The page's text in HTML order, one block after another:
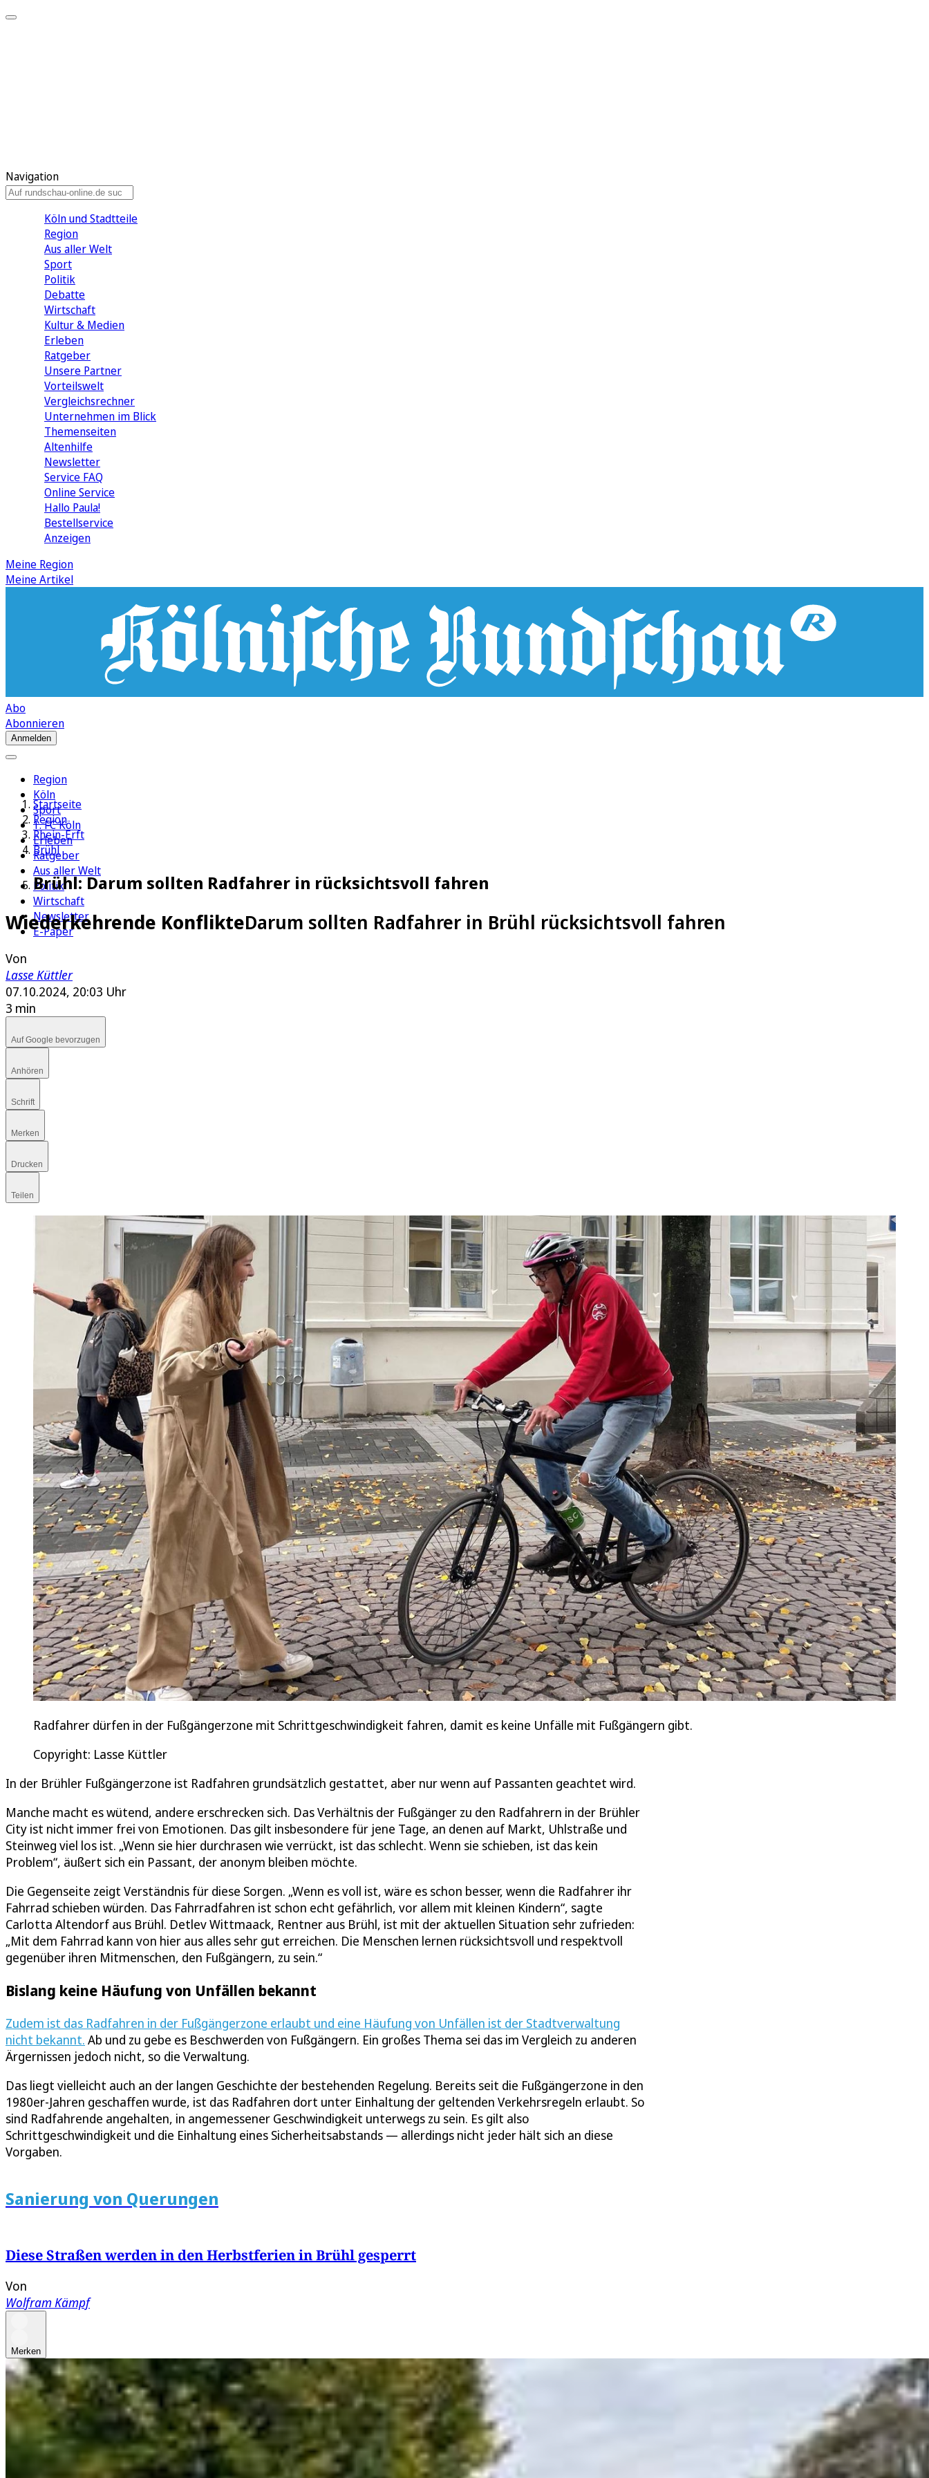
Navigation
Köln und Stadtteile
Region
Aus aller Welt
Sport
Politik
Debatte
Wirtschaft
Kultur & Medien
Erleben
Ratgeber
Unsere Partner
Vorteilswelt
Vergleichsrechner
Unternehmen im Blick
Themenseiten
Altenhilfe
Newsletter
Service FAQ
Online Service
Hallo Paula!
Bestellservice
Anzeigen
Meine Region
Meine Artikel
Abo
Abonnieren
Anmelden
Region
Köln
Sport
1. FC Köln
Erleben
Ratgeber
Aus aller Welt
Politik
Wirtschaft
Newsletter
E-Paper
Startseite
Region
Rhein-Erft
Brühl
Brühl: Darum sollten Radfahrer in rücksichtsvoll fahren
Wiederkehrende KonflikteDarum sollten Radfahrer in Brühl rücksichtsvoll fahren
Von
Lasse Küttler
07.10.2024, 20:03 Uhr
3 min
Auf Google bevorzugen
Anhören
Schrift
Merken
Drucken
Teilen
Radfahrer dürfen in der Fußgängerzone mit Schrittgeschwindigkeit fahren, damit es keine Unfälle mit Fußgängern gibt.
Copyright: Lasse Küttler
In der Brühler Fußgängerzone ist Radfahren grundsätzlich gestattet, aber nur wenn auf Passanten geachtet wird.
Manche macht es wütend, andere erschrecken sich. Das Verhältnis der Fußgänger zu den Radfahrern in der Brühler
City ist nicht immer frei von Emotionen. Das gilt insbesondere für jene Tage, an denen auf Markt, Uhlstraße und
Steinweg viel los ist. „Wenn sie hier durchrasen wie verrückt, ist das schlecht. Wenn sie schieben, ist das kein
Problem“, äußert sich ein Passant, der anonym bleiben möchte.
Die Gegenseite zeigt Verständnis für diese Sorgen. „Wenn es voll ist, wäre es schon besser, wenn die Radfahrer ihr
Fahrrad schieben würden. Das Fahrradfahren ist schon echt gefährlich, vor allem mit kleinen Kindern“, sagte
Carlotta Altendorf aus Brühl. Detlev Wittmaack, Rentner aus Brühl, ist mit der aktuellen Situation sehr zufrieden:
„Mit dem Fahrrad kann von hier aus alles sehr gut erreichen. Die Menschen lernen rücksichtsvoll und respektvoll
gegenüber ihren Mitmenschen, den Fußgängern, zu sein.“
Bislang keine Häufung von Unfällen bekannt
Zudem ist das Radfahren in der Fußgängerzone erlaubt und eine Häufung von Unfällen ist der Stadtverwaltung
nicht bekannt. Ab und zu gebe es Beschwerden von Fußgängern. Ein großes Thema sei das im Vergleich zu anderen
Ärgernissen jedoch nicht, so die Verwaltung.
Das liegt vielleicht auch an der langen Geschichte der bestehenden Regelung. Bereits seit die Fußgängerzone in den
1980er-Jahren geschaffen wurde, ist das Radfahren dort unter Einhaltung der geltenden Verkehrsregeln erlaubt. So
sind Radfahrende angehalten, in angemessener Geschwindigkeit unterwegs zu sein. Es gilt also
Schrittgeschwindigkeit und die Einhaltung eines Sicherheitsabstands — allerdings nicht jeder hält sich an diese
Vorgaben.
Sanierung von Querungen
Diese Straßen werden in den Herbstferien in Brühl gesperrt
Von
Wolfram Kämpf
Merken